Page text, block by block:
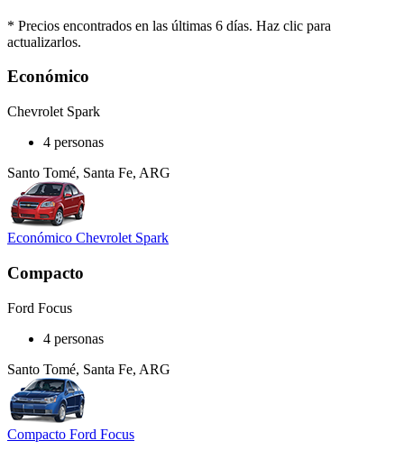
* Precios encontrados en las últimas 6 días. Haz clic para
actualizarlos.
Económico
Chevrolet Spark
4 personas
Santo Tomé, Santa Fe, ARG
Económico Chevrolet Spark
Compacto
Ford Focus
4 personas
Santo Tomé, Santa Fe, ARG
Compacto Ford Focus